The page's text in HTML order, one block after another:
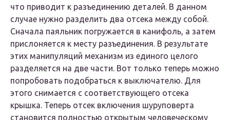
что приводит к разъединению деталей. В данном
случае нужно разделить два отсека между собой.
Сначала паяльник погружается в канифоль, а затем
прислоняется к месту разъединения. В результате
этих манипуляций механизм из единого целого
разделяется на две части. Вот только теперь можно
попробовать подобраться к выключателю. Для
этого снимается с соответствующего отсека
крышка. Теперь отсек включения шуруповерта
становится полностью открытым человеческому